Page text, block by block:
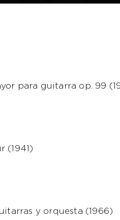
para guitarra op. 99
(1941)
y orquesta (1966)